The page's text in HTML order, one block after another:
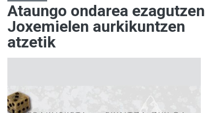
Ataungo ondarea ezagutzen
Joxemielen aurkikuntzen
atzetik